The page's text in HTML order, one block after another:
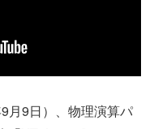
月9日）、物理演算パ